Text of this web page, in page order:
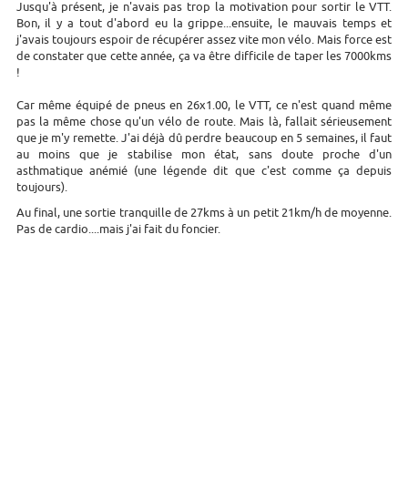
Jusqu'à présent, je n'avais pas trop la motivation pour sortir le VTT.
Bon, il y a tout d'abord eu la grippe...ensuite, le mauvais temps et
j'avais toujours espoir de récupérer assez vite mon vélo. Mais force est
de constater que cette année, ça va être difficile de taper les 7000kms
!
Car même équipé de pneus en 26x1.00, le VTT, ce n'est quand même
pas la même chose qu'un vélo de route. Mais là, fallait sérieusement
que je m'y remette. J'ai déjà dû perdre beaucoup en 5 semaines, il faut
au moins que je stabilise mon état, sans doute proche d'un
asthmatique anémié (une légende dit que c'est comme ça depuis
toujours).
Au final, une sortie tranquille de 27kms à un petit 21km/h de moyenne.
Pas de cardio....mais j'ai fait du foncier.